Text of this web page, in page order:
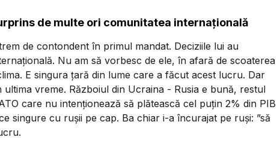
de multe ori comunitatea internațională
de contondent în primul mandat. Deciziile lui au
Nu am să vorbesc de ele, în afară de scoaterea
E singura țară din lume care a făcut acest lucru. Dar
vreme. Războiul din Ucraina - Rusia e bună, restul
care nu intenționează să plătească cel puțin 2% din PIB
singure cu rușii pe cap. Ba chiar i-a încurajat pe ruși: ”să